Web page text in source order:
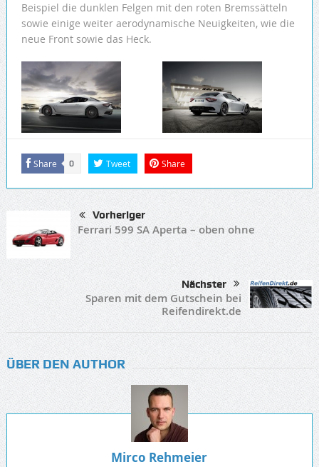
Beispiel die dunklen Felgen mit den roten Bremssätteln
sowie einige weiter aerodynamische Neuigkeiten, wie die
neue Front sowie das Heck.
Share 0 Tweet Share
Vorheriger
Ferrari 599 SA Aperta – oben ohne
Nächster
Sparen mit dem Gutschein bei
Reifendirekt.de
ÜBER DEN AUTHOR
Mirco Rehmeier